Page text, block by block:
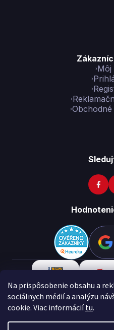
Na prispôsobenie obsahu a
sociálnych médií a analýzu
cookie. Viac informáciítu.
Môj
Copyright 2026Vikon.